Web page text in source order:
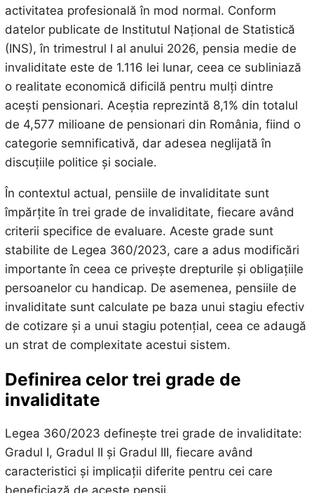
activitatea profesională în mod normal. Conform
datelor publicate de Institutul Național de Statistică
(INS), în trimestrul I al anului 2026, pensia medie de
invaliditate este de 1.116 lei lunar, ceea ce subliniază
o realitate economică dificilă pentru mulți dintre
acești pensionari. Aceștia reprezintă 8,1% din totalul
de 4,577 milioane de pensionari din România, fiind o
categorie semnificativă, dar adesea neglijată în
discuțiile politice și sociale.
În contextul actual, pensiile de invaliditate sunt
împărțite în trei grade de invaliditate, fiecare având
criterii specifice de evaluare. Aceste grade sunt
stabilite de Legea 360/2023, care a adus modificări
importante în ceea ce privește drepturile și obligațiile
persoanelor cu handicap. De asemenea, pensiile de
invaliditate sunt calculate pe baza unui stagiu efectiv
de cotizare și a unui stagiu potențial, ceea ce adaugă
un strat de complexitate acestui sistem.
Definirea celor trei grade de
invaliditate
Legea 360/2023 definește trei grade de invaliditate:
Gradul I, Gradul II și Gradul III, fiecare având
caracteristici și implicații diferite pentru cei care
beneficiază de aceste pensii.